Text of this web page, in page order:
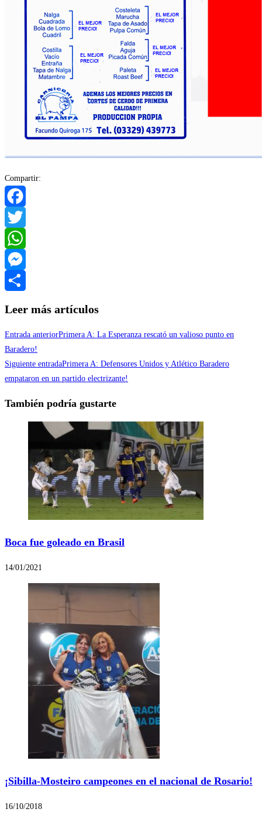
Compartir:
Facebook
Twitter
WhatsApp
Messenger
Leer más artículos
Entrada anteriorPrimera A: La Esperanza rescató un valioso punto en
Baradero!
Siguiente entradaPrimera A: Defensores Unidos y Atlético Baradero
empataron en un partido electrizante!
También podría gustarte
Boca fue goleado en Brasil
14/01/2021
¡Sibilla-Mosteiro campeones en el nacional de Rosario!
16/10/2018